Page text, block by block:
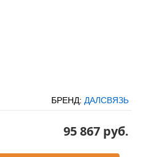
БРЕНД: ДАЛСВЯЗЬ
95 867 pуб.